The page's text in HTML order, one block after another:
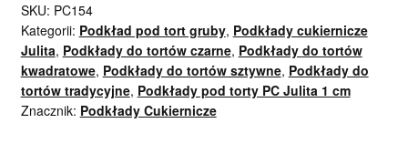
SKU: PC154
Kategorii: Podkład pod tort gruby, Podkłady cukiernicze
Julita, Podkłady do tortów czarne, Podkłady do tortów
kwadratowe, Podkłady do tortów sztywne, Podkłady do
tortów tradycyjne, Podkłady pod torty PC Julita 1 cm
Znacznik: Podkłady Cukiernicze